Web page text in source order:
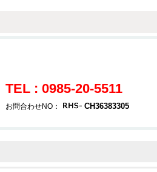
TEL : 0985-20-5511
お問合わせNO： CH36383305